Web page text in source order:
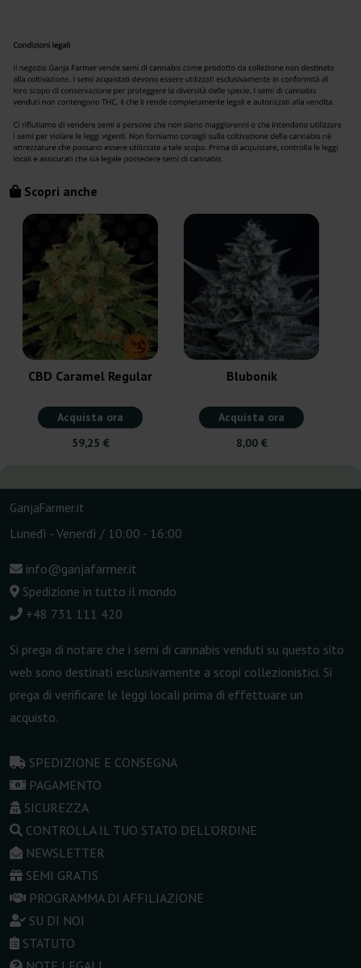
Scopri anche
CBD Caramel Regular
Acquista ora
59,25 €
Blubonik
Acquista ora
8,00 €
GanjaFarmer.it
Lunedì - Venerdì / 10:00 - 16:00
info@ganjafarmer.it
Spedizione in tutto il mondo
+48 731 111 420
Si prega di notare che i semi di cannabis venduti su questo sito
web sono destinati esclusivamente a scopi collezionistici. Si
prega di verificare le leggi locali prima di effettuare un
acquisto.
SPEDIZIONE E CONSEGNA
PAGAMENTO
SICUREZZA
CONTROLLA IL TUO STATO DELL'ORDINE
NEWSLETTER
SEMI GRATIS
PROGRAMMA DI AFFILIAZIONE
SU DI NOI
STATUTO